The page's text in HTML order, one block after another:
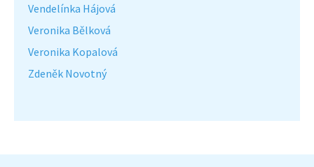
Vendelínka Hájová
Veronika Bělková
Veronika Kopalová
Zdeněk Novotný